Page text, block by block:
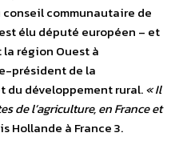
communautaire de
élu député européen – et
région Ouest à
président de la
du développement rural.« Il
de l’agriculture, en France et
Hollande à France 3.